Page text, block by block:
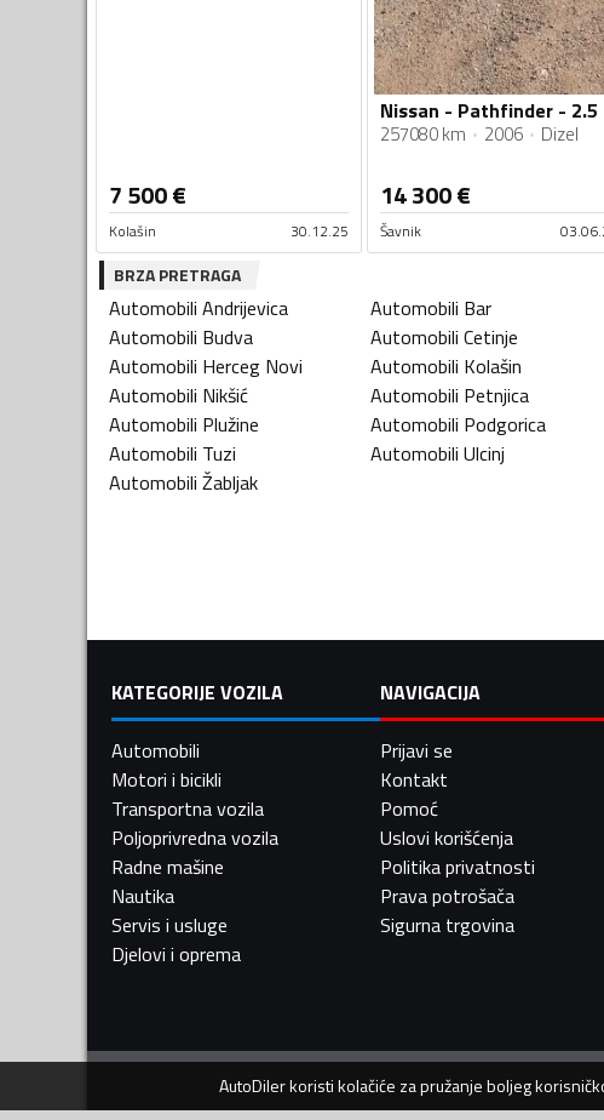
7 500€
Kolašin 30.12.25
257080 km 2006 Dizel
14 300€
Šavnik
BRZA PRETRAGA
Automobili Andrijevica Automobili Bar
Automobili Budva Automobili Cetinje
Automobili Herceg Novi Automobili Kolašin
Automobili Nikšić Automobili Petnjica
Automobili Plužine Automobili Podgorica
Automobili Tuzi Automobili Ulcinj
Automobili Žabljak
KATEGORIJE VOZILA
Automobili
Motori i bicikli
Transportna vozila
Poljoprivredna vozila
Radne mašine
Nautika
Servis i usluge
Djelovi i oprema
NAVIGACIJA
Prijavi se
Kontakt
Pomoć
Uslovi korišćenja
Politika privatnosti
Prava potrošača
Sigurna trgovina
AutoDilerkoristi kolačiće za pružanje boljeg